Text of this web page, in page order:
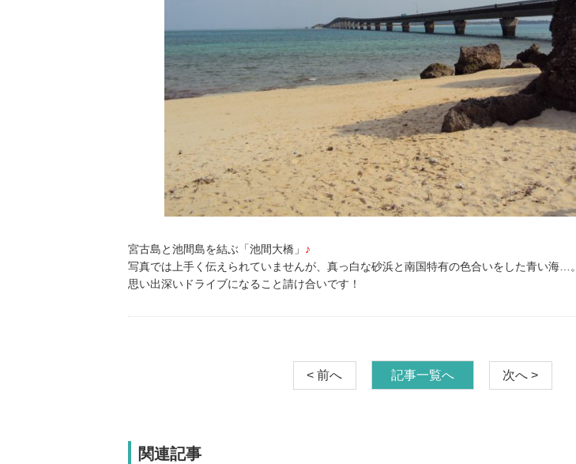
宮古島と池間島を結ぶ「池間大橋」 ♪
写真では上手く伝えられていませんが、真っ白な砂浜と南国特有の色合いをした青い海…。
思い出深いドライブになること請け合いです！
< 前へ 記事一覧へ 次へ >
関連記事